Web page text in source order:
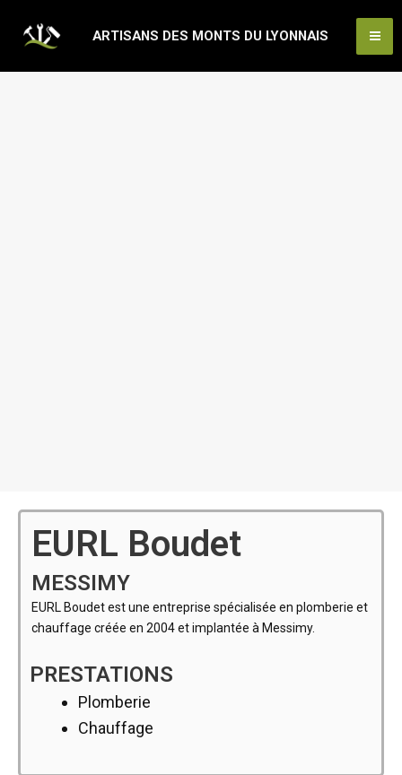
ARTISANS DES MONTS DU LYONNAIS
EURL Boudet
MESSIMY
EURL Boudet est une entreprise spécialisée en plomberie et
chauffage créée en 2004 et implantée à Messimy.
PRESTATIONS
Plomberie
Chauffage